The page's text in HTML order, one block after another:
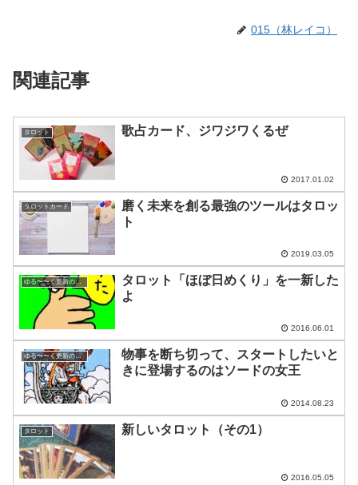
015（林レイコ）
関連記事
タロット 歌占カード、ジワジワくるぜ
2017.01.02
タロットカード
磨く未来を創る最強のツールはタロッ
ト
2019.03.05
ゆる〜〜く更新の日めくり
タロット「ほぼ日めくり」を一新した
よ
2016.06.01
ゆる〜〜く更新の日めくり
物事を断ち切って、スタートしたいと
きに登場するのはソードの女王
2014.08.23
タロット 新しいタロット（その1）
2016.05.05